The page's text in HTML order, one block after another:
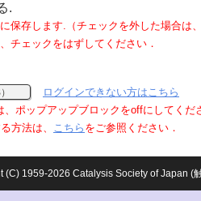
.
保存します.（チェックを外した場合は
チェックをはずしてください．
ログインできない方はこちら
ポップアップブロックをoffにしてくだ
方法は、 こちら をご参照ください．
(C) 1959-2026 Catalysis Society of Japan (